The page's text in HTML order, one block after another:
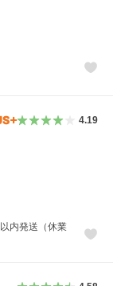
4.19
内発送（休業